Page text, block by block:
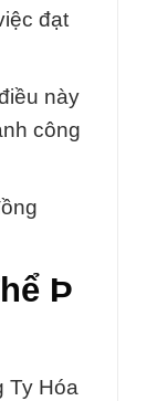
đạt
này
công
Þ
Ty Hóa